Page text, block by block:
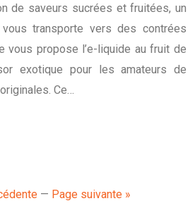
de saveurs sucrées et fruitées, un
transporte vers des contrées
vous propose l’e-liquide au fruit de
exotique pour les amateurs de
Ce…
— Page suivante »